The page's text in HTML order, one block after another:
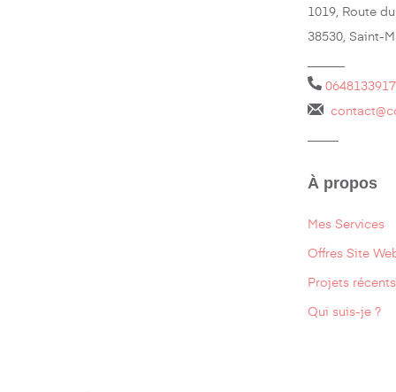
1019, Route
38530, Saint-
0648133917
À propos
Mes Services
Offres Site
Projets récents
Qui suis-je ?